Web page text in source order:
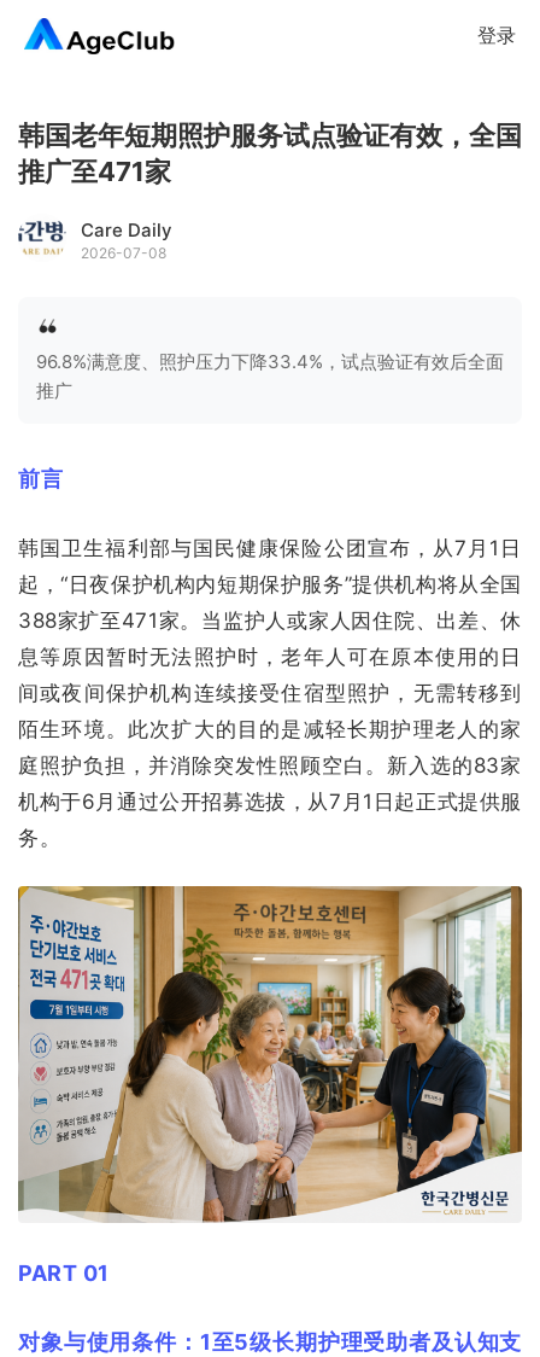
登录
韩国老年短期照护服务试点验证有效，全国
推广至471家
Care Daily
2026-07-08
96.8%满意度、照护压力下降33.4%，试点验证有效后全面
推广
前言
韩国卫生福利部与国民健康保险公团宣布，从7月1日
起，“日夜保护机构内短期保护服务”提供机构将从全国
388家扩至471家。当监护人或家人因住院、出差、休
息等原因暂时无法照护时，老年人可在原本使用的日
间或夜间保护机构连续接受住宿型照护，无需转移到
陌生环境。此次扩大的目的是减轻长期护理老人的家
庭照护负担，并消除突发性照顾空白。新入选的83家
机构于6月通过公开招募选拔，从7月1日起正式提供服
务。
PART 01
对象与使用条件：1至5级长期护理受助者及认知支